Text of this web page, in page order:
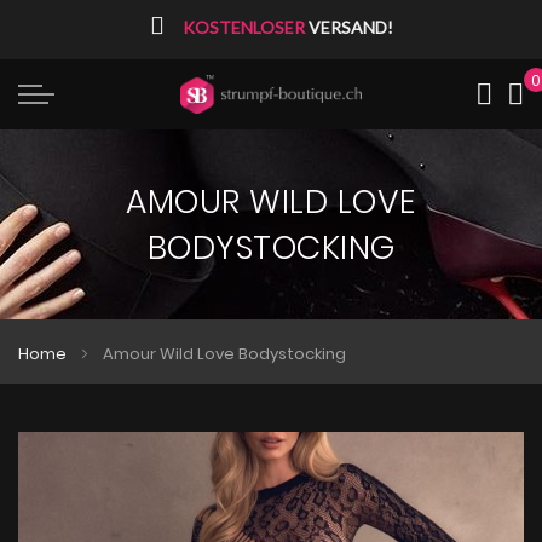
KOSTENLOSERVERSAND!
0
AMOUR WILD LOVE
BODYSTOCKING
Home Amour Wild Love Bodystocking